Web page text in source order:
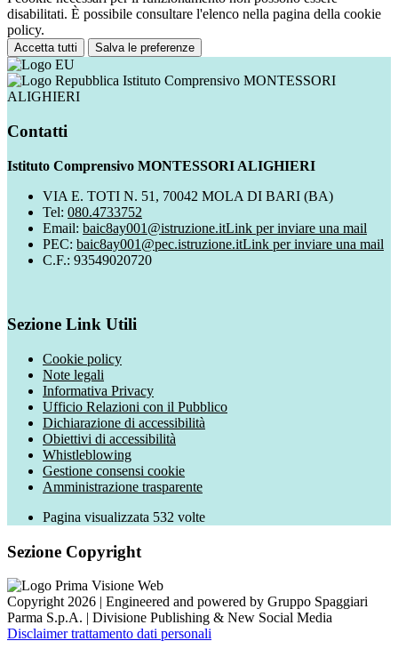
disabilitati. È possibile consultare l'elenco nella pagina della cookie
policy.
Accetta tutti Salva le preferenze
Istituto Comprensivo MONTESSORI
ALIGHIERI
Contatti
Istituto Comprensivo MONTESSORI ALIGHIERI
VIA E. TOTI N. 51, 70042 MOLA DI BARI (BA)
Tel: 080.4733752
Email: baic8ay001@istruzione.itLink per inviare una mail
PEC: baic8ay001@pec.istruzione.itLink per inviare una mail
C.F.: 93549020720
Sezione Link Utili
Cookie policy
Note legali
Informativa Privacy
Ufficio Relazioni con il Pubblico
Dichiarazione di accessibilità
Obiettivi di accessibilità
Whistleblowing
Gestione consensi cookie
Amministrazione trasparente
Pagina visualizzata 532 volte
Sezione Copyright
Copyright 2026 | Engineered and powered by Gruppo Spaggiari
Parma S.p.A. | Divisione Publishing & New Social Media
Disclaimer trattamento dati personali